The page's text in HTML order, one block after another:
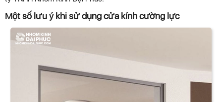
Một số lưu ý khi sử dụng cửa kính cường lực